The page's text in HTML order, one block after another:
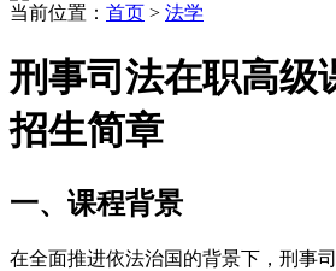
当前位置： 首页 > 法学
刑事司法在职高级
招生简章
一、课程背景
在全面推进依法治国的背景下，刑事